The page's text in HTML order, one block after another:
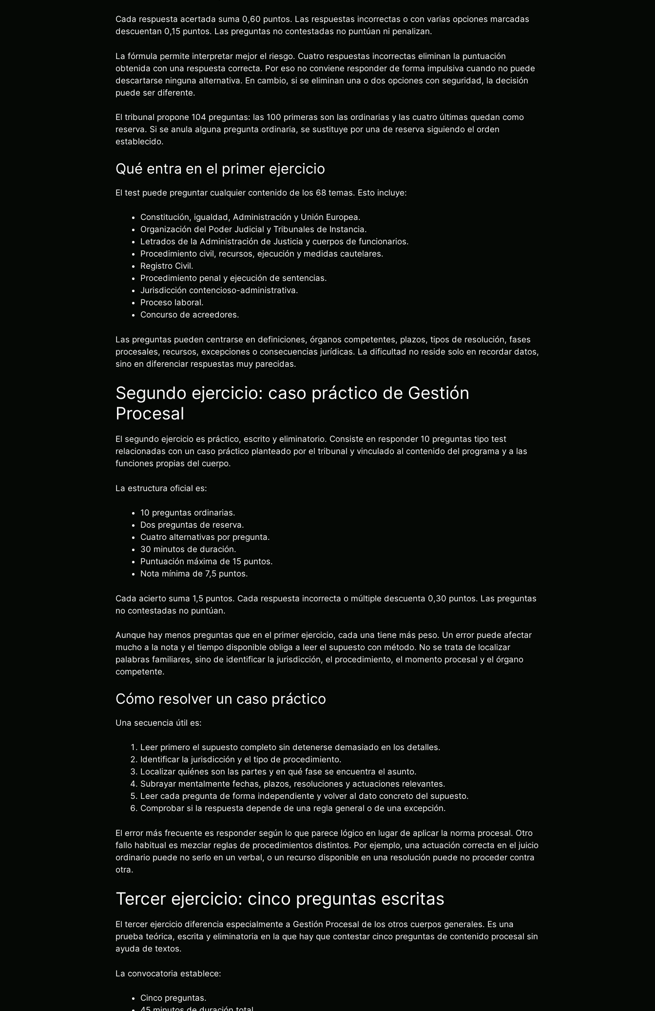
Cada respuesta acertada suma 0,60 puntos. Las respuestas incorrectas o con varias opciones marcadas
descuentan 0,15 puntos. Las preguntas no contestadas no puntúan ni penalizan.
La fórmula permite interpretar mejor el riesgo. Cuatro respuestas incorrectas eliminan la puntuación
obtenida con una respuesta correcta. Por eso no conviene responder de forma impulsiva cuando no puede
descartarse ninguna alternativa. En cambio, si se eliminan una o dos opciones con seguridad, la decisión
puede ser diferente.
El tribunal propone 104 preguntas: las 100 primeras son las ordinarias y las cuatro últimas quedan como
reserva. Si se anula alguna pregunta ordinaria, se sustituye por una de reserva siguiendo el orden
establecido.
Qué entra en el primer ejercicio
El test puede preguntar cualquier contenido de los 68 temas. Esto incluye:
Constitución, igualdad, Administración y Unión Europea.
Organización del Poder Judicial y Tribunales de Instancia.
Letrados de la Administración de Justicia y cuerpos de funcionarios.
Procedimiento civil, recursos, ejecución y medidas cautelares.
Registro Civil.
Procedimiento penal y ejecución de sentencias.
Jurisdicción contencioso-administrativa.
Proceso laboral.
Concurso de acreedores.
Las preguntas pueden centrarse en definiciones, órganos competentes, plazos, tipos de resolución, fases
procesales, recursos, excepciones o consecuencias jurídicas. La dificultad no reside solo en recordar datos,
sino en diferenciar respuestas muy parecidas.
Segundo ejercicio: caso práctico de Gestión
Procesal
El segundo ejercicio es práctico, escrito y eliminatorio. Consiste en responder 10 preguntas tipo test
relacionadas con un caso práctico planteado por el tribunal y vinculado al contenido del programa y a las
funciones propias del cuerpo.
La estructura oficial es:
10 preguntas ordinarias.
Dos preguntas de reserva.
Cuatro alternativas por pregunta.
30 minutos de duración.
Puntuación máxima de 15 puntos.
Nota mínima de 7,5 puntos.
Cada acierto suma 1,5 puntos. Cada respuesta incorrecta o múltiple descuenta 0,30 puntos. Las preguntas
no contestadas no puntúan.
Aunque hay menos preguntas que en el primer ejercicio, cada una tiene más peso. Un error puede afectar
mucho a la nota y el tiempo disponible obliga a leer el supuesto con método. No se trata de localizar
palabras familiares, sino de identificar la jurisdicción, el procedimiento, el momento procesal y el órgano
competente.
Cómo resolver un caso práctico
Una secuencia útil es:
Leer primero el supuesto completo sin detenerse demasiado en los detalles.
Identificar la jurisdicción y el tipo de procedimiento.
Localizar quiénes son las partes y en qué fase se encuentra el asunto.
Subrayar mentalmente fechas, plazos, resoluciones y actuaciones relevantes.
Leer cada pregunta de forma independiente y volver al dato concreto del supuesto.
Comprobar si la respuesta depende de una regla general o de una excepción.
El error más frecuente es responder según lo que parece lógico en lugar de aplicar la norma procesal. Otro
fallo habitual es mezclar reglas de procedimientos distintos. Por ejemplo, una actuación correcta en el juicio
ordinario puede no serlo en un verbal, o un recurso disponible en una resolución puede no proceder contra
otra.
Tercer ejercicio: cinco preguntas escritas
El tercer ejercicio diferencia especialmente a Gestión Procesal de los otros cuerpos generales. Es una
prueba teórica, escrita y eliminatoria en la que hay que contestar cinco preguntas de contenido procesal sin
ayuda de textos.
La convocatoria establece:
Cinco preguntas.